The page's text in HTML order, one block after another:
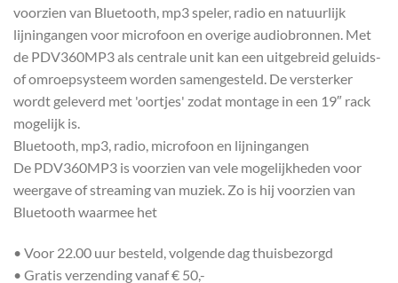
voorzien van Bluetooth, mp3 speler, radio en natuurlijk
lijningangen voor microfoon en overige audiobronnen. Met
de PDV360MP3 als centrale unit kan een uitgebreid geluids-
of omroepsysteem worden samengesteld. De versterker
wordt geleverd met 'oortjes' zodat montage in een 19″ rack
mogelijk is.
Bluetooth, mp3, radio, microfoon en lijningangen
De PDV360MP3 is voorzien van vele mogelijkheden voor
weergave of streaming van muziek. Zo is hij voorzien van
Bluetooth waarmee het
• Voor 22.00 uur besteld, volgende dag thuisbezorgd
• Gratis verzending vanaf € 50,-